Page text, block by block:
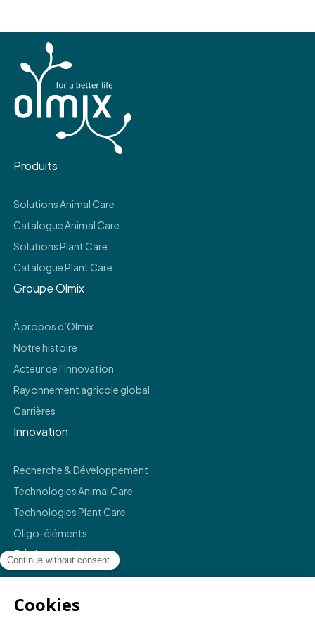
Produits
Solutions Animal Care
Catalogue Animal Care
Solutions Plant Care
Catalogue Plant Care
Groupe Olmix
À propos d’Olmix
Notre histoire
Acteur de l’innovation
Rayonnement agricole global
Carrières
Innovation
Recherche & Développement
Technologies Animal Care
Technologies Plant Care
Oligo-éléments
Réglementaire
Politique de confidentialité